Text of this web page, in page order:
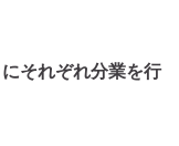
それぞれ分業を行